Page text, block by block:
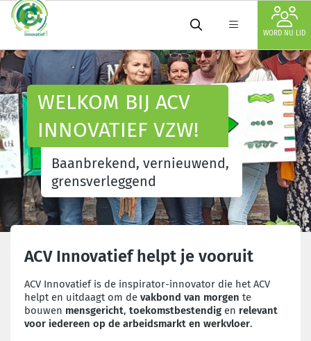
WORD NU LID
WELKOM BIJ ACV
INNOVATIEF VZW!
Baanbrekend, vernieuwend,
grensverleggend
ACV Innovatief helpt je vooruit
ACV Innovatief is de inspirator-innovator die het ACV
helpt en uitdaagt om de vakbond van morgen te
bouwen mensgericht, toekomstbestendig en relevant
voor iedereen op de arbeidsmarkt en werkvloer.